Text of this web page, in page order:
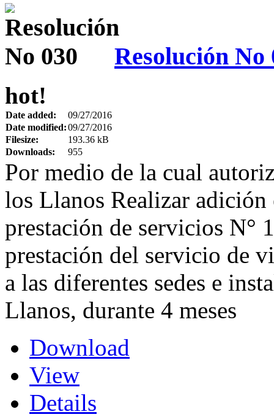
Resolución No
hot!
Date added:
09/27/2016
Date modified:09/27/2016
Filesize:
193.36 kB
Downloads:
955
Por medio de la cual
los Llanos Realizar
prestación de servicios N°
prestación del servicio de
a las diferentes sedes e
Llanos, durante 4 meses
Download
View
Details